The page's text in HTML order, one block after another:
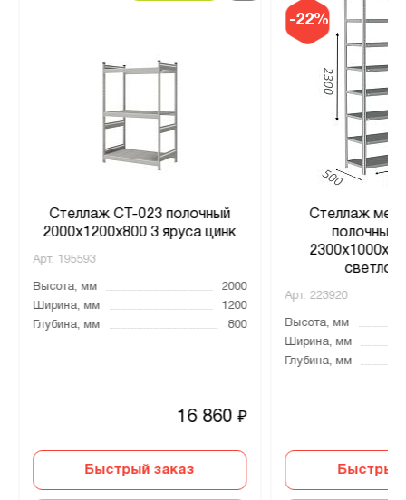
Стеллаж СТ-023 полочный
2000x1200x800 3 яруса цинк
Арт. 195593
Высота, мм
2000
Ширина, мм
1200
Глубина, мм
800
16 860₽
Быстрый заказ
-22%
Стеллаж
полочный
светло-
Арт. 223920
Высота, мм
Ширина, мм
Глубина, мм
Быстрый